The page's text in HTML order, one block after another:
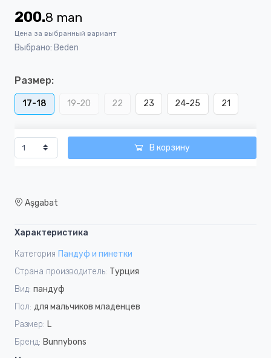
200.8 man
Цена за выбранный вариант
Выбрано: Beden
Размер:
17-18 19-20 22 23 24-25 21
В корзину
Aşgabat
Характеристика
Категория Пандуф и пинетки
Страна производитель: Турция
Вид: пандуф
Пол: для мальчиков младенцев
Размер: L
Бренд: Bunnybons